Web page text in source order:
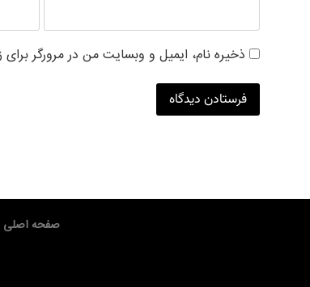
ذخیره نام، ایمیل و وبسایت من در مرورگر
صفحه اصلی